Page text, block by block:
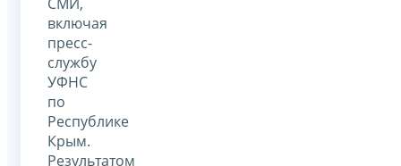
включая
пресс-
службу
УФНС
по
Республике
Крым.
Результатом